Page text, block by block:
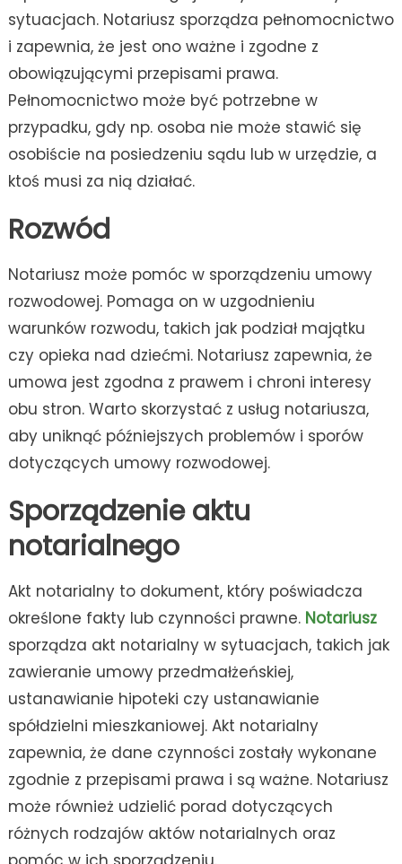
sytuacjach. Notariusz sporządza pełnomocnictwo
i zapewnia, że jest ono ważne i zgodne z
obowiązującymi przepisami prawa.
Pełnomocnictwo może być potrzebne w
przypadku, gdy np. osoba nie może stawić się
osobiście na posiedzeniu sądu lub w urzędzie, a
ktoś musi za nią działać.
Rozwód
Notariusz może pomóc w sporządzeniu umowy
rozwodowej. Pomaga on w uzgodnieniu
warunków rozwodu, takich jak podział majątku
czy opieka nad dziećmi. Notariusz zapewnia, że
umowa jest zgodna z prawem i chroni interesy
obu stron. Warto skorzystać z usług notariusza,
aby uniknąć późniejszych problemów i sporów
dotyczących umowy rozwodowej.
Sporządzenie aktu
notarialnego
Akt notarialny to dokument, który poświadcza
określone fakty lub czynności prawne. Notariusz
sporządza akt notarialny w sytuacjach, takich jak
zawieranie umowy przedmałżeńskiej,
ustanawianie hipoteki czy ustanawianie
spółdzielni mieszkaniowej. Akt notarialny
zapewnia, że dane czynności zostały wykonane
zgodnie z przepisami prawa i są ważne. Notariusz
może również udzielić porad dotyczących
różnych rodzajów aktów notarialnych oraz